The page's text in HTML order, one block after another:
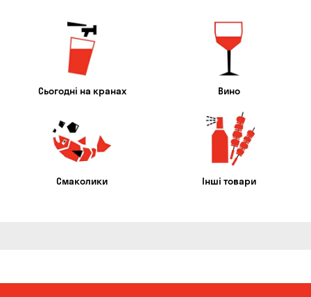
Сьогодні на кранах Вино
Смаколики Інші товари